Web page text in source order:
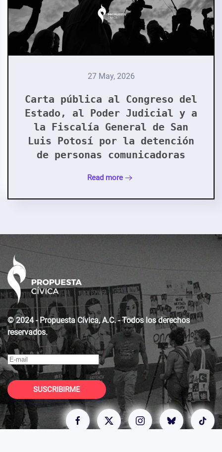
27 May, 2026
Carta pública al Congreso del
Estado, al Poder Judicial y a
la Fiscalía General de San
Luis Potosí por la detención
de personas comunicadoras
Read more
© 2024 - Propuesta Cívica, A.C. - Todos los derechos
reservados.
SUSCRIBIRME